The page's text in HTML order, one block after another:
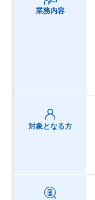
業務内容
対象となる方